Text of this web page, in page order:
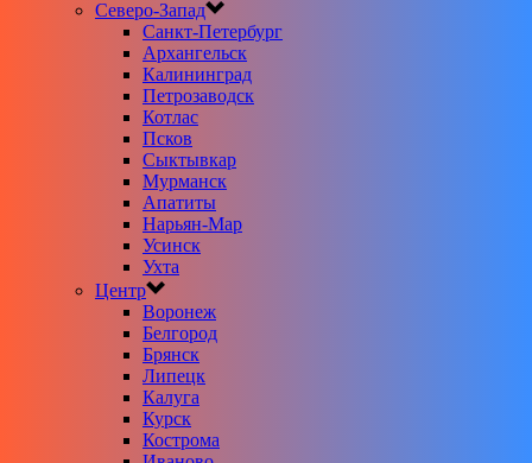
Северо-Запад
Санкт-Петербург
Архангельск
Калининград
Петрозаводск
Котлас
Псков
Сыктывкар
Мурманск
Апатиты
Нарьян-Мар
Усинск
Ухта
Центр
Воронеж
Белгород
Брянск
Липецк
Калуга
Курск
Кострома